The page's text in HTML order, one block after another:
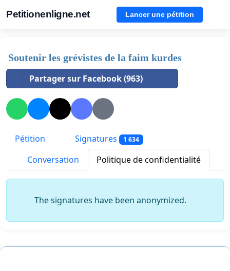
Petitionenligne.net Lancer une pétition
Soutenir les grévistes de la faim kurdes
Partager sur Facebook (963)
Pétition Signatures 1 634
Conversation Politique de confidentialité
The signatures have been anonymized.